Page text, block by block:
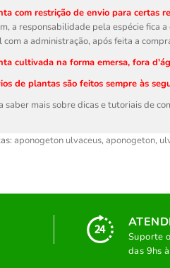
com restrição de envio para certas
a responsabilidade pela espécie fica
com a administração, após feita a
cultivada na forma emersa, fora
de plantas são feitos sempre às
saber mais sobre dicas e tutoriais de
aponogeton ulvaceus, aponogeton,
Suporte
das 9hs